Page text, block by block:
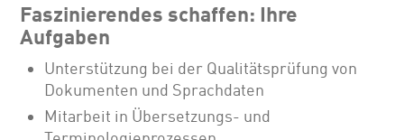
Faszinierendes schaffen: Ihre
Aufgaben
Unterstützung bei der Qualitätsprüfung von
Dokumenten und Sprachdaten
Mitarbeit in Übersetzungs- und